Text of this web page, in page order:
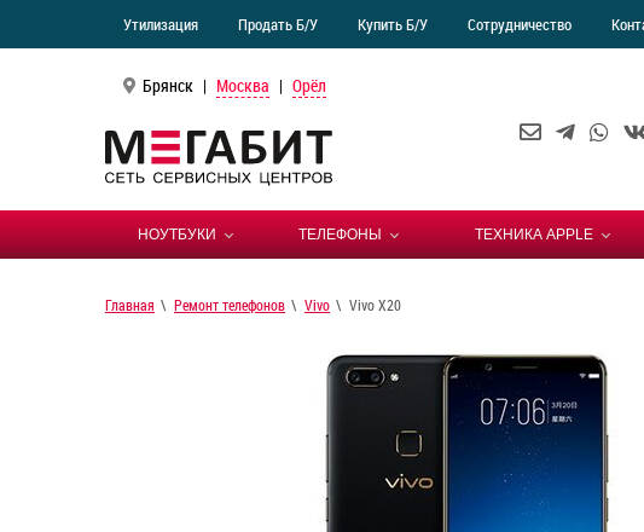
Утилизация Продать Б/У Купить Б/У Сотрудничество
Брянск | Москва | Орёл
НОУТБУКИ ТЕЛЕФОНЫ ТЕХНИКА APPLE
Главная Ремонт телефонов Vivo Vivo X20